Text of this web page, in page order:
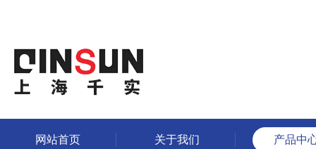
网站首页 关于我们 产品中